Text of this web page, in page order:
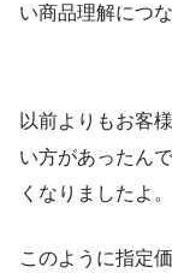
い商品理解につ
以前よりもお客
い方があったん
くなりましたよ。
このように指定